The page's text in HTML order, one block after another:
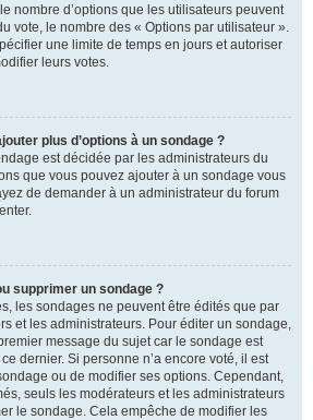
nombre d’options que les utilisateurs peuvent
vote, le nombre des « Options par utilisateur ».
une limite de temps en jours et autoriser
leurs votes.
plus d’options à un sondage ?
est décidée par les administrateurs du
que vous pouvez ajouter à un sondage vous
de demander à un administrateur du forum
supprimer un sondage ?
les sondages ne peuvent être édités que par
et les administrateurs. Pour éditer un sondage,
message du sujet car le sondage est
dernier. Si personne n’a encore voté, il est
ou de modifier ses options. Cependant,
seuls les modérateurs et les administrateurs
le sondage. Cela empêche de modifier les